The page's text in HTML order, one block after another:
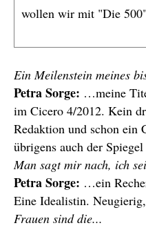
wollen wir mit "Die
Ein Meilenstein meines
Petra Sorge: …meine
im Cicero 4/2012. Kein
Redaktion und schon ein
übrigens auch der
Man sagt mir nach, ich
Petra Sorge: …ein
Eine Idealistin.
Frauen sind die...